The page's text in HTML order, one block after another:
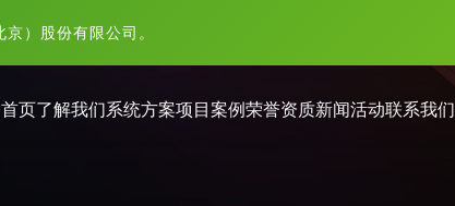
）股份有限公司。
页了解我们系统方案项目案例荣誉资质新闻活动联系我们